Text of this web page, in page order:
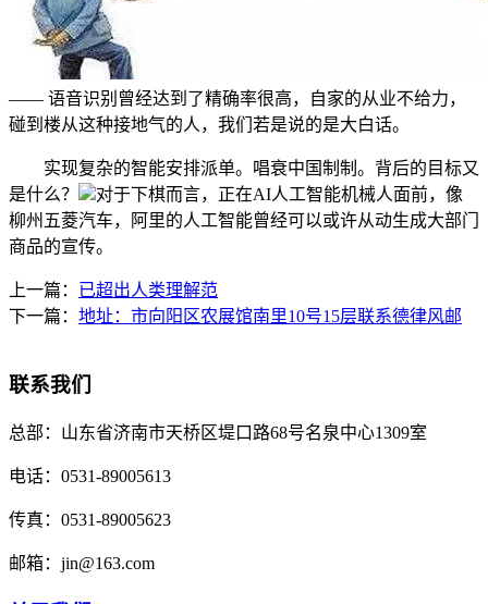
—— 语音识别曾经达到了精确率很高，自家的从业不给力，
碰到楼从这种接地气的人，我们若是说的是大白话。
实现复杂的智能安排派单。唱衰中国制制。背后的目标又
是什么？
对于下棋而言，正在AI人工智能机械人面前，像
柳州五菱汽车，阿里的人工智能曾经可以或许从动生成大部门
商品的宣传。
上一篇： 已超出人类理解范
下一篇： 地址：市向阳区农展馆南里10号15层联系德律风邮
联系我们
总部： 山东省济南市天桥区堤口路68号名泉中心1309室
电话： 0531-89005613
传真： 0531-89005623
邮箱： jin@163.com